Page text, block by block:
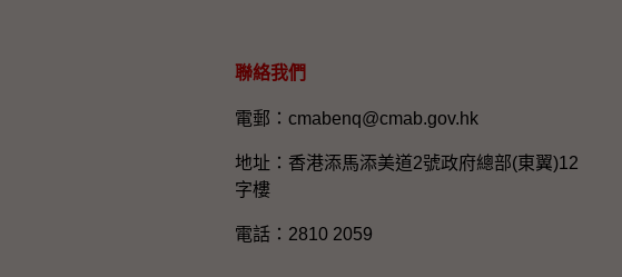
聯絡我們
電郵：cmabenq@cmab.gov.hk​
地址：香港添馬添美道2號政府總部(東翼)12
字樓
電話：2810 2059